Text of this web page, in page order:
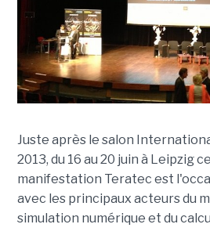
Juste après le salon
2013, du 16 au 20 juin à Leipzig
manifestation Teratec est
avec les principaux acteurs du
simulation numérique et du